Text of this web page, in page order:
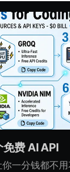
费 AI API
一分钱都不用